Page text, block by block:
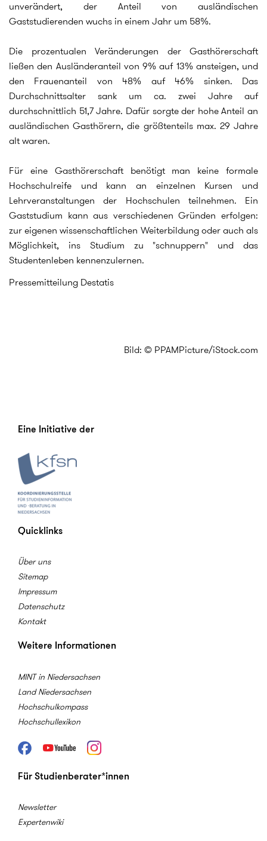
unverändert, der Anteil von ausländischen
Gaststudierenden wuchs in einem Jahr um 58%.
Die prozentualen Veränderungen der Gasthörerschaft
ließen den Ausländeranteil von 9% auf 13% ansteigen, und
den Frauenanteil von 48% auf 46% sinken. Das
Durchschnittsalter sank um ca. zwei Jahre auf
durchschnittlich 51,7 Jahre. Dafür sorgte der hohe Anteil an
ausländischen Gasthörern, die größtenteils max. 29 Jahre
alt waren.
Für eine Gasthörerschaft benötigt man keine formale
Hochschulreife und kann an einzelnen Kursen und
Lehrveranstaltungen der Hochschulen teilnehmen. Ein
Gaststudium kann aus verschiedenen Gründen erfolgen:
zur eigenen wissenschaftlichen Weiterbildung oder auch als
Möglichkeit, ins Studium zu "schnuppern" und das
Studentenleben kennenzulernen.
Pressemitteilung Destatis
Bild: © PPAMPicture/iStock.com
Eine Initiative der
Quicklinks
Über uns
Sitemap
Impressum
Datenschutz
Kontakt
Weitere Informationen
MINT in Niedersachsen
Land Niedersachsen
Hochschulkompass
Hochschullexikon
FacebookYoutube Instagram
Für Studienberater*innen
Newsletter
Expertenwiki